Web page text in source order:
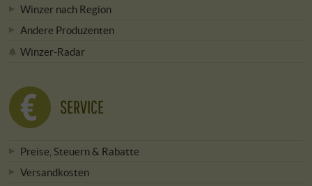
Winzer nach Region
Andere Produzenten
Winzer-Radar
SERVICE
Preise, Steuern & Rabatte
Versandkosten